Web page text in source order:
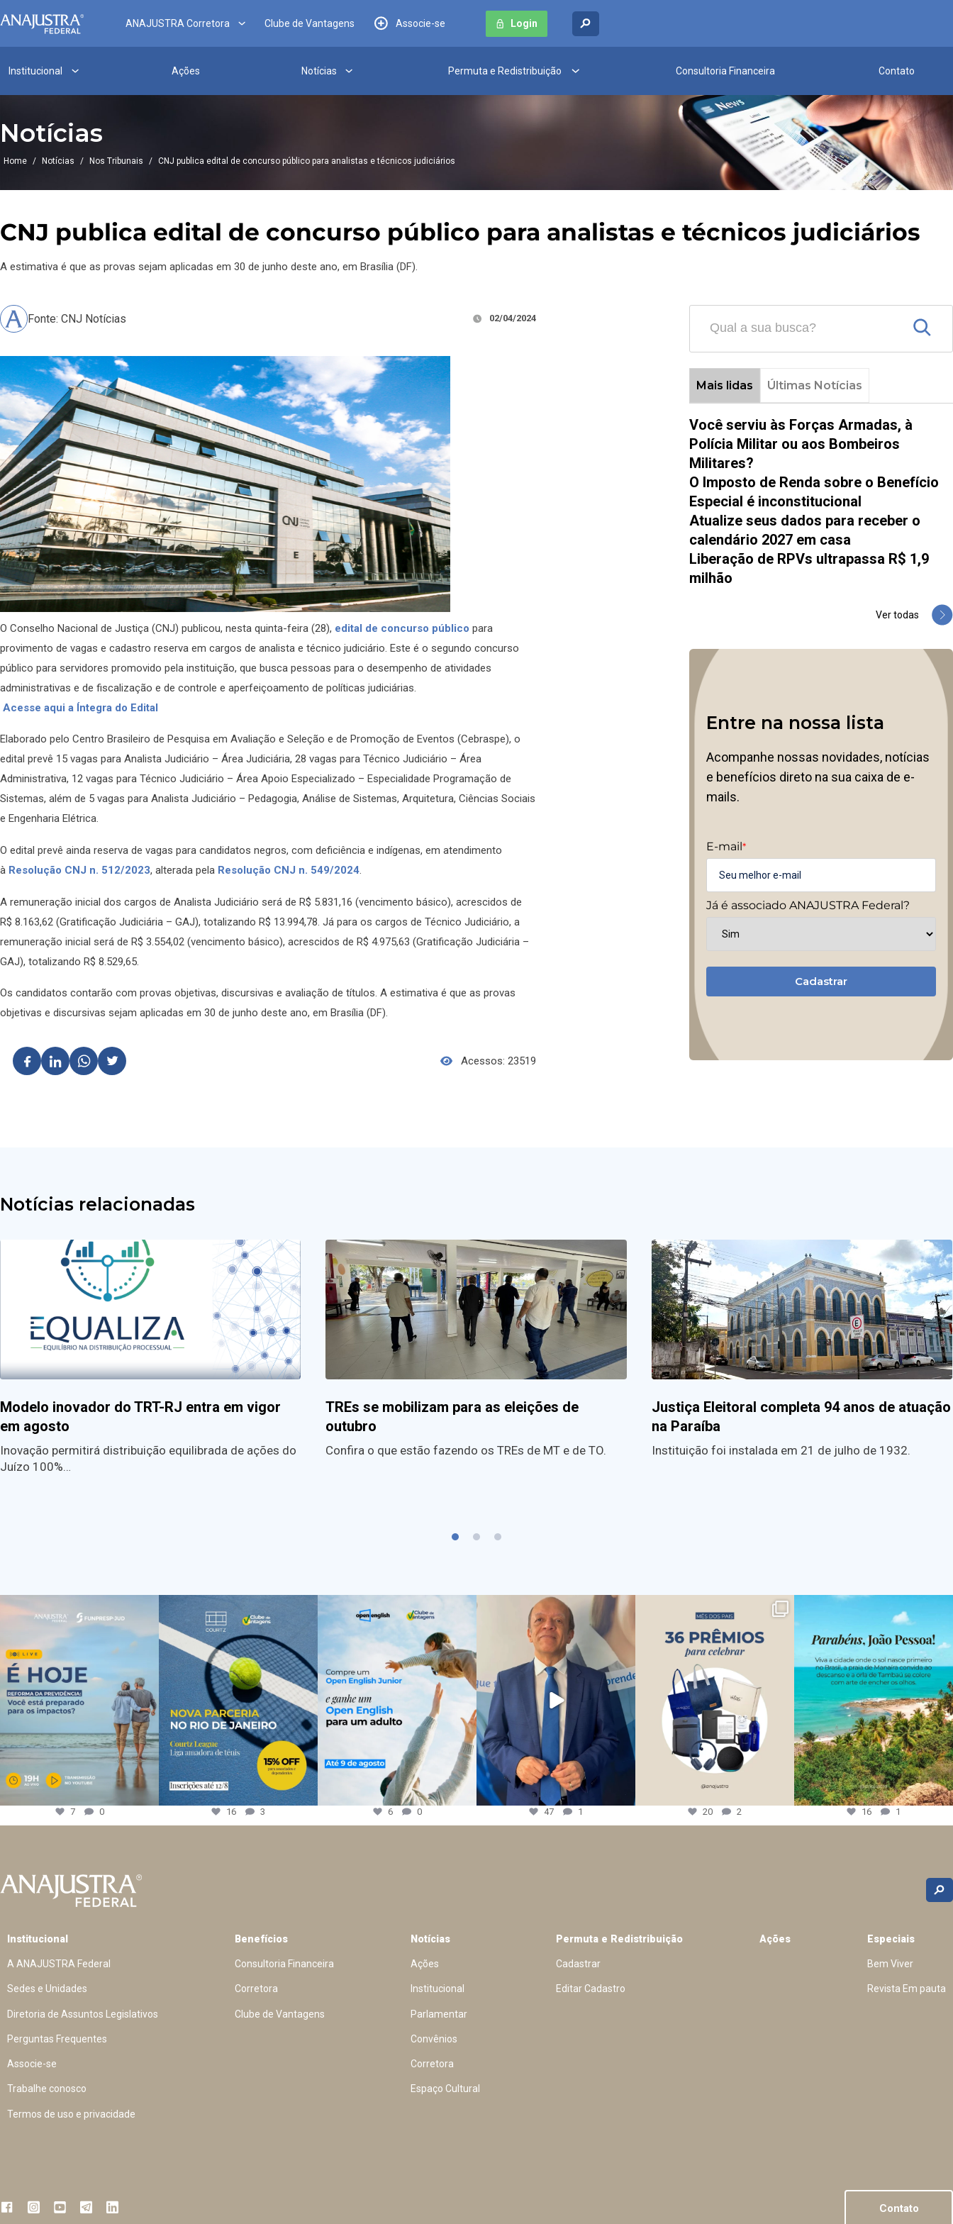
ANAJUSTRA Corretora Clube de Vantagens Associe-se Login
Institucional Ações Notícias Permuta e Redistribuição Consultoria Financeira Contato
Notícias
Home / Notícias / Nos Tribunais / CNJ publica edital de concurso público para analistas e técnicos judiciários
CNJ publica edital de concurso público para analistas e técnicos judiciários
A estimativa é que as provas sejam aplicadas em 30 de junho deste ano, em Brasília (DF).
Fonte: CNJ Notícias 02/04/2024
O Conselho Nacional de Justiça (CNJ) publicou, nesta quinta-feira (28), edital de concurso público para
provimento de vagas e cadastro reserva em cargos de analista e técnico judiciário. Este é o segundo concurso
público para servidores promovido pela instituição, que busca pessoas para o desempenho de atividades
administrativas e de fiscalização e de controle e aperfeiçoamento de políticas judiciárias.
Acesse aqui a Íntegra do Edital
Elaborado pelo Centro Brasileiro de Pesquisa em Avaliação e Seleção e de Promoção de Eventos (Cebraspe), o
edital prevê 15 vagas para Analista Judiciário – Área Judiciária, 28 vagas para Técnico Judiciário – Área
Administrativa, 12 vagas para Técnico Judiciário – Área Apoio Especializado – Especialidade Programação de
Sistemas, além de 5 vagas para Analista Judiciário – Pedagogia, Análise de Sistemas, Arquitetura, Ciências Sociais
e Engenharia Elétrica.
O edital prevê ainda reserva de vagas para candidatos negros, com deficiência e indígenas, em atendimento
à Resolução CNJ n. 512/2023, alterada pela Resolução CNJ n. 549/2024.
A remuneração inicial dos cargos de Analista Judiciário será de R$ 5.831,16 (vencimento básico), acrescidos de
R$ 8.163,62 (Gratificação Judiciária – GAJ), totalizando R$ 13.994,78. Já para os cargos de Técnico Judiciário, a
remuneração inicial será de R$ 3.554,02 (vencimento básico), acrescidos de R$ 4.975,63 (Gratificação Judiciária –
GAJ), totalizando R$ 8.529,65.
Os candidatos contarão com provas objetivas, discursivas e avaliação de títulos. A estimativa é que as provas
objetivas e discursivas sejam aplicadas em 30 de junho deste ano, em Brasília (DF).
Acessos: 23519
Mais lidas Últimas Notícias
Você serviu às Forças Armadas, à
Polícia Militar ou aos Bombeiros
Militares?
O Imposto de Renda sobre o Benefício
Especial é inconstitucional
Atualize seus dados para receber o
calendário 2027 em casa
Liberação de RPVs ultrapassa R$ 1,9
milhão
Ver todas
Entre na nossa lista
Acompanhe nossas novidades, notícias
e benefícios direto na sua caixa de e-
mails.
E-mail *
Já é associado ANAJUSTRA Federal?
Cadastrar
Notícias relacionadas
Modelo inovador do TRT-RJ entra em vigor
em agosto
Inovação permitirá distribuição equilibrada de ações do
Juízo 100%…
TREs se mobilizam para as eleições de
outubro
Confira o que estão fazendo os TREs de MT e de TO.
Justiça Eleitoral completa 94 anos de atuação
na Paraíba
Instituição foi instalada em 21 de julho de 1932.
7 0 16 3 6 0 47 1 20 2 16 1
Institucional
A ANAJUSTRA Federal
Sedes e Unidades
Diretoria de Assuntos Legislativos
Perguntas Frequentes
Associe-se
Trabalhe conosco
Termos de uso e privacidade
Benefícios
Consultoria Financeira
Corretora
Clube de Vantagens
Notícias
Ações
Institucional
Parlamentar
Convênios
Corretora
Espaço Cultural
Permuta e Redistribuição
Cadastrar
Editar Cadastro
Ações Especiais
Bem Viver
Revista Em pauta
Contato